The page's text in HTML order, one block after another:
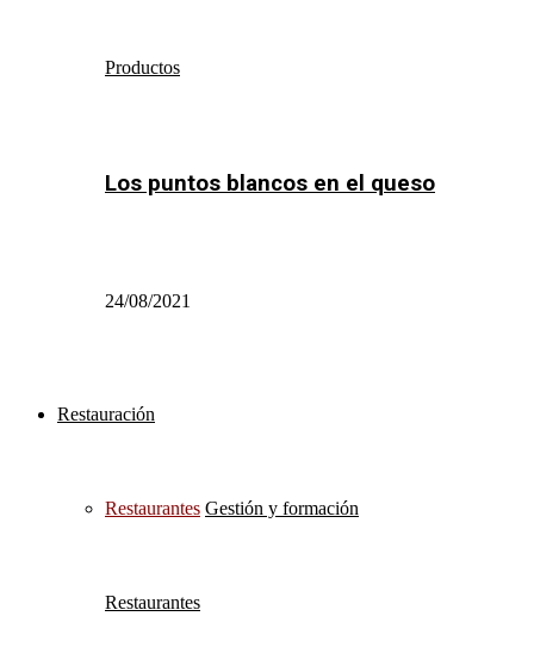
Productos
Los puntos blancos en el queso
24/08/2021
Restauración
Restaurantes Gestión y formación
Restaurantes